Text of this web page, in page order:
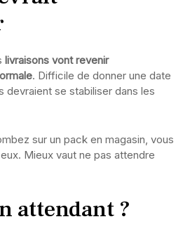
livraisons vont revenir
. Difficile de donner une date
devraient se stabiliser dans les
sur un pack en magasin, vous
Mieux vaut ne pas attendre
attendant ?